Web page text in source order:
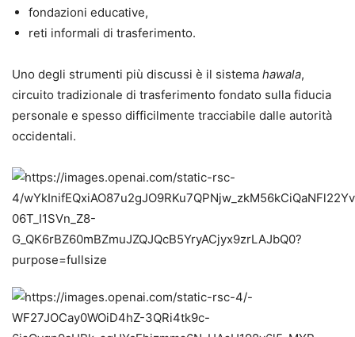
fondazioni educative,
reti informali di trasferimento.
Uno degli strumenti più discussi è il sistema hawala,
circuito tradizionale di trasferimento fondato sulla fiducia
personale e spesso difficilmente tracciabile dalle autorità
occidentali.